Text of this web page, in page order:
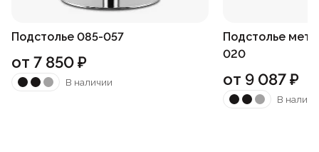
Подстолье 085-057
от 7 850₽
В наличии
Подстолье
020
от 9 087₽
В